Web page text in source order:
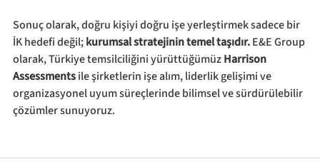
Sonuç olarak, doğru kişiyi doğru işe yerleştirmek sadece bir
İK hedefi değil; kurumsal stratejinin temel taşıdır. E&E Group
olarak, Türkiye temsilciliğini yürüttüğümüz Harrison
Assessments ile şirketlerin işe alım, liderlik gelişimi ve
organizasyonel uyum süreçlerinde bilimsel ve sürdürülebilir
çözümler sunuyoruz.